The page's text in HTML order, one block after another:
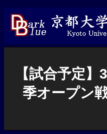
キ
【試合予定
季オープン